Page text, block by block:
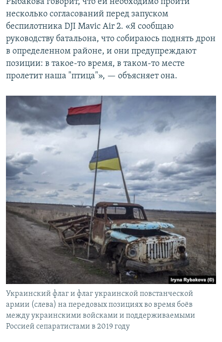
несколько согласований перед запуском
беспилотника DJI Mavic Air 2. «Я сообщаю
руководству батальона, что собираюсь поднять дрон
в определенном районе, и они предупреждают
позиции: в такое-то время, в таком-то месте
пролетит наша "птица"», — объясняет она.
Украинский флаг и флаг украинской повстанческой
армии (слева) на передовых позициях во время боёв
между украинскими войсками и поддерживаемыми
Россией сепаратистами в 2019 году